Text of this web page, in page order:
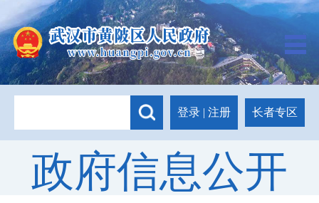
登录 | 注册 长者专区
政府信息公开